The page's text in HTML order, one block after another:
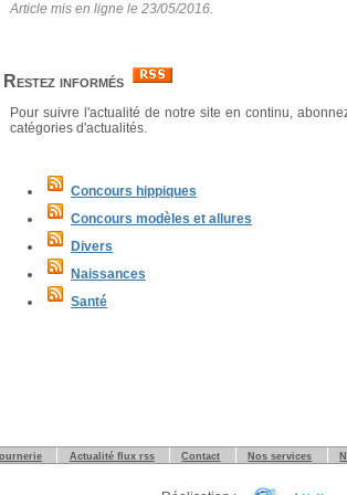
Article mis en ligne le 23/05/2016.
Restez informés
Pour suivre l'actualité de notre site en continu,
catégories d'actualités.
Concours hippiques
Concours modèles et allures
Divers
Naissances
Santé
Actualité flux rss Contact Nos services